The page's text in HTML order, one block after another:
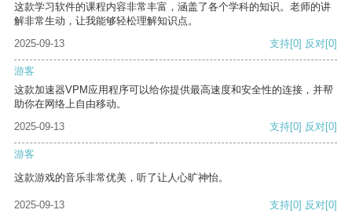
这款学习软件的课程内容非常丰富，涵盖了各个学科的知识。老师的讲
解非常生动，让我能够轻松理解知识点。
2025-09-13
支持[0] 反对[0]
游客
这款加速器VPM应用程序可以给你提供最高速度和安全性的连接，并帮
助你在网络上自由移动。
2025-09-13
支持[0] 反对[0]
游客
这款游戏的音乐非常优美，听了让人心旷神怡。
2025-09-13 支持[0] 反对[0]